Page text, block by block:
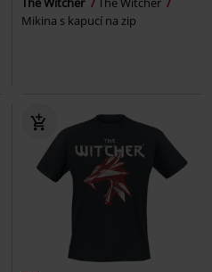
Mikina s kapucí na zip